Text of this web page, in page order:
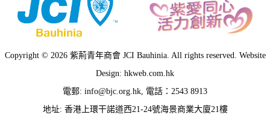
Copyright © 2026 紫荊青年商會 JCI Bauhinia. All rights reserved. Website
Design: hkweb.com.hk
電郵: info@bjc.org.hk, 電話：2543 8913
地址: 香港上環干諾道西21-24號海景商業大廈21樓